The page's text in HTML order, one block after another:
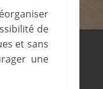
de
et sans
une